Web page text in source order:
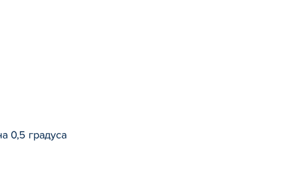
0,5 градуса